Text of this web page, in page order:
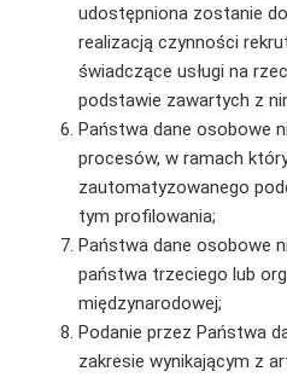
udostępniona zostanie
realizacją czynności
świadczące usługi na
podstawie zawartych z
Państwa dane osobowe
procesów, w ramach
zautomatyzowanego
tym profilowania;
Państwa dane osobowe
państwa trzeciego lub
międzynarodowej;
Podanie przez Państwa
zakresie wynikającym z